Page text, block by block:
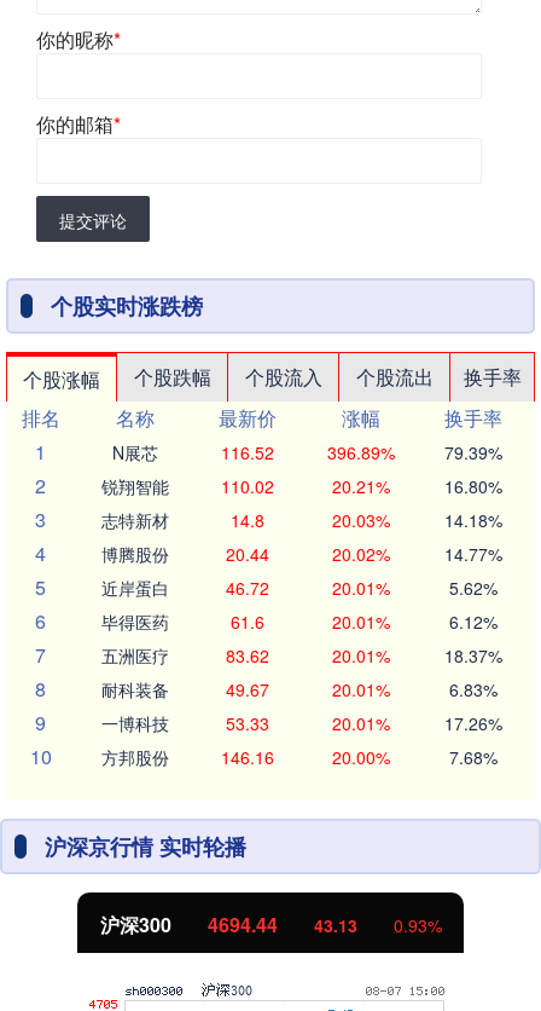
你的昵称*
你的邮箱*
提交评论
个股实时涨跌榜
个股涨幅 个股跌幅 个股流入 个股流出
换手率
排名
名称 最新价 涨幅
换手率
1
N展芯 116.52 396.89% 79.39%
2 锐翔智能 110.02 20.21% 16.80%
3 志特新材 14.8 20.03% 14.18%
4 博腾股份 20.44 20.02% 14.77%
5 近岸蛋白 46.72 20.01% 5.62%
6 毕得医药 61.6 20.01% 6.12%
7 五洲医疗 83.62 20.01% 18.37%
8 耐科装备 49.67 20.01% 6.83%
9 一博科技 53.33 20.01% 17.26%
10 方邦股份 146.16 20.00% 7.68%
沪深京行情 实时轮播
沪深300 4694.44 43.13 0.93%